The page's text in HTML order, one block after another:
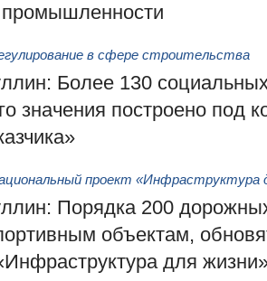
промышленности
в сфере строительства
Более 130
значения построено под
проект «Инфраструктура
Порядка 200
объектам,
для